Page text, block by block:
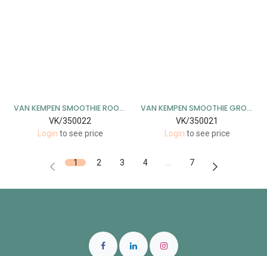
VAN KEMPEN SMOOTHIE ROOD 15 X 20CL
VK/350022
Login to see price
VAN KEMPEN SMOOTHIE GROEN 15 X 20CL
VK/350021
Login to see price
1 2 3 4 7